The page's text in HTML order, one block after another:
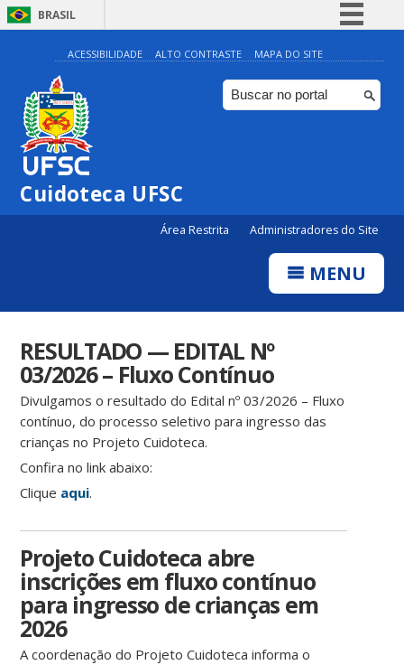
BRASIL
Simplifique!
Comunica BR
Participe
ACESSIBILIDADE ALTO CONTRASTE MAPA DO SITE
Cuidoteca UFSC
Área Restrita Administradores do Site
MENU
RESULTADO — EDITAL Nº
03/2026 – Fluxo Contínuo
Divulgamos o resultado do Edital nº 03/2026 – Fluxo
contínuo, do processo seletivo para ingresso das
crianças no Projeto Cuidoteca.
Confira no link abaixo:
Clique aqui.
Projeto Cuidoteca abre
inscrições em fluxo contínuo
para ingresso de crianças em
2026
A coordenação do Projeto Cuidoteca informa o